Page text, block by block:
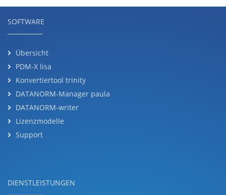
SOFTWARE
Übersicht
PDM-X lisa
Konvertiertool trinity
DATANORM-Manager paula
DATANORM-writer
Lizenzmodelle
Support
DIENSTLEISTUNGEN